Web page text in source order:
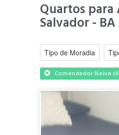
Quartos para
Salvador - BA
Tipo de Moradia
Comendador Neiva